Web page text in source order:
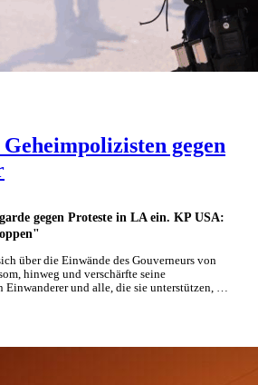
gegen Proteste in LA ein. KP USA:
gegen
über die Einwände des Gouverneurs von
hinweg und verschärfte seine
Einwanderer und alle, die sie unterstützen, …